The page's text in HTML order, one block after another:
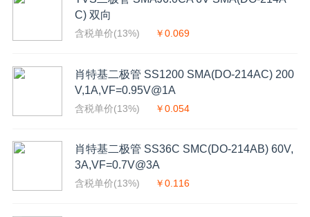
C) 双向
含税单价(13%) ￥0.069
肖特基二极管 SS1200 SMA(DO-214AC) 200
V,1A,VF=0.95V@1A
含税单价(13%) ￥0.054
肖特基二极管 SS36C SMC(DO-214AB) 60V,
3A,VF=0.7V@3A
含税单价(13%) ￥0.116